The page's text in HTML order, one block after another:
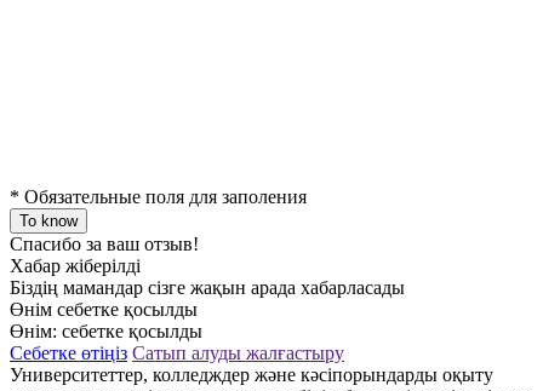
* Обязательные поля для заполения
To know
Спасибо за ваш отзыв!
Хабар жіберілді
Біздің мамандар сізге жақын арада хабарласады
Өнім себетке қосылды
Өнім: себетке қосылды
Себетке өтіңіз Сатып алуды жалғастыру
Университеттер, колледждер және кәсіпорындарды оқыту